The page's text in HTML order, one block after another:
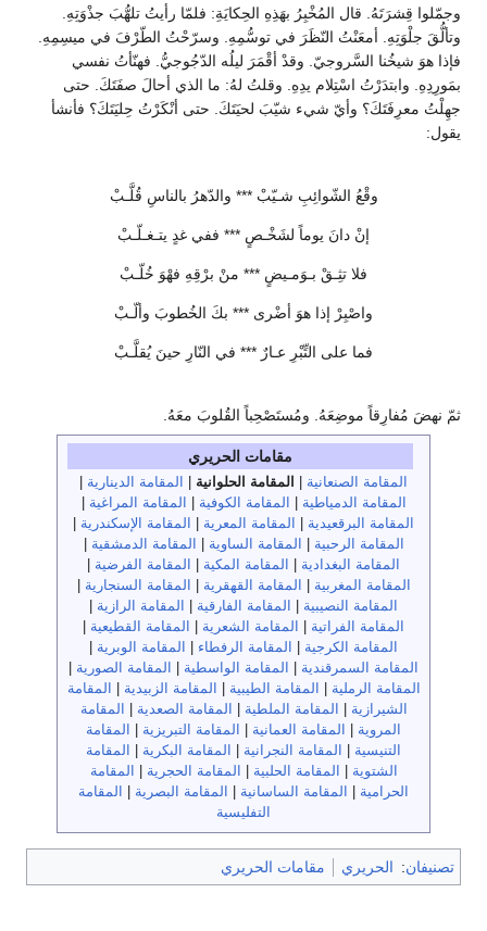
وجمّلوا قِشرَتَهُ. قال المُخْبِرُ بهَذِهِ الحِكايَةِ: فلمّا رأيتُ تلهُّبَ جذْوَتِهِ.
وتألُّقَ جلْوَتِهِ. أمعَنْتُ النّظَرَ في توسُّمِهِ. وسرّحْتُ الطّرْفَ في ميسِمِهِ.
فإذا هوَ شيخُنا السَّروجيّ. وقدْ أقْمَرَ ليلُه الدّجُوجيُّ. فهنّأتُ نفسي
بمَورِدِهِ. وابتدَرْتُ اسْتِلام يدِهِ. وقلتُ لهُ: ما الذي أحالَ صفَتَكَ. حتى
جهِلْتُ معرِفَتَكَ؟ وأيّ شيء شيّبَ لحيَتَكَ. حتى أنْكَرْتُ حِليَتَكَ؟ فأنشأ
يقول:
وقْعُ الشّوائِبِ شـيّبْ *** والدّهرُ بالناسِ قُلَّـبْ
إنْ دانَ يوماً لشَخْـصٍ *** ففي غدٍ يتـغـلّـبْ
فلا تثِـقْ بـوَمـيضٍ *** منْ برْقِهِ فهْوَ خُلّـبْ
واصْبِرْ إذا هوَ أضْرى *** بكَ الخُطوبَ وألّـبْ
فما على التِّبْرِ عـارٌ *** في النّارِ حينَ يُقلَّـبْ
ثمّ نهضَ مُفارِقاً موضِعَهُ. ومُستَصْحِباً القُلوبَ معَهُ.
مقامات الحريري
المقامة الصنعانية المقامة الحلوانية المقامة الدينارية
المقامة الدمياطية
المقامة الكوفية المقامة المراغية
المقامة البرقعيدية
المقامة المعرية المقامة الإسكندرية
المقامة الرحبية
المقامة الساوية المقامة الدمشقية
المقامة البغدادية
المقامة المكية المقامة الفرضية
المقامة المغربية
المقامة القهقرية المقامة السنجارية
المقامة النصيبية
المقامة الفارقية المقامة الرازية
المقامة الفراتية
المقامة الشعرية المقامة القطيعية
المقامة الكرجية
المقامة الرفطاء المقامة الوبرية
المقامة السمرقندية
المقامة الواسطية المقامة الصورية
المقامة الرملية
المقامة الطيبية المقامة الزبيدية
المقامة
الشيرازية
المقامة الملطية المقامة الصعدية
المقامة
المروية
المقامة العمانية المقامة التبريزية
المقامة
التنيسية
المقامة النجرانية المقامة البكرية
المقامة
الشتوية
المقامة الحلبية المقامة الحجرية
المقامة
الحرامية
المقامة الساسانية المقامة البصرية
المقامة
التفليسية
تصنيفان: الحريري مقامات الحريري